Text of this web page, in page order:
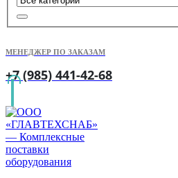
МЕНЕДЖЕР ПО ЗАКАЗАМ
+7 (985) 441-42-68